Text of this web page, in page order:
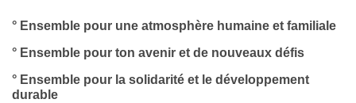
° Ensemble pour une atmosphère humaine et familiale
° Ensemble pour ton avenir et de nouveaux défis
° Ensemble pour la solidarité et le développement
durable